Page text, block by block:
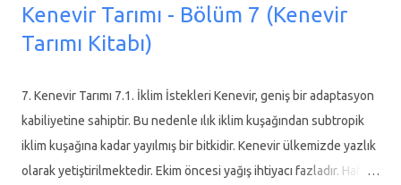
Resim 13. Kenevir Kök Resim 14. Kenevir Kök 6.2. Sap Kenevir
sapları sert, otsu bir yapıya sahip olup beyaz olan odun kısmını,
çapı 4-20 mm arasında, uzunluğu ise 1-6 m arasında
değişebilmektedir. Boy, erkek kenevirlerde dişilere göre daha
uzundur. İlk gelişme döneminde usareli olan kenevir sapları,
yaşlandıkça odunlaşmaktadır. Sapın kesiti, hipokot...
Kenevir Tarımı - Bölüm 7 (Kenevir
Tarımı Kitabı)
7. Kenevir Tarımı 7.1. İklim İstekleri Kenevir, geniş bir adaptasyon
kabiliyetine sahiptir. Bu nedenle ılık iklim kuşağından subtropik
iklim kuşağına kadar yayılmış bir bitkidir. Kenevir ülkemizde yazlık
olarak yetiştirilmektedir. Ekim öncesi yağış ihtiyacı fazladır. Hafif